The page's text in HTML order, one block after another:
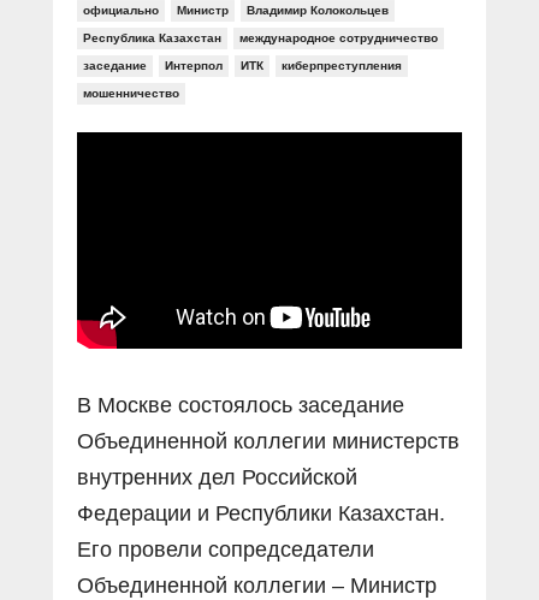
Социальные ролики
Документальные фильмы
Прямой разговор
В знании сила
Газета «Щит и меч»
Журнал «Полиция России»
О ПОРТАЛЕ
официально Министр Владимир Колокольцев
Республика Казахстан международное сотрудничество
заседание Интерпол ИТК киберпреступления
мошенничество
В Москве состоялось заседание
Объединенной коллегии министерств
внутренних дел Российской
Федерации и Республики Казахстан.
Его провели сопредседатели
Объединенной коллегии – Министр